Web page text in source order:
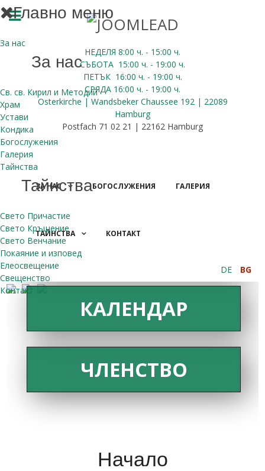
НЕДЕЛЯ 8:00 ч. - 15:00 ч.
СЪБОТА 15:00 ч. - 19:00 ч.
ПЕТЪК 16:00 ч. - 19:00 ч.
СРЯДА 16:00 ч. - 19:00 ч.
Osterkirche | Wandsbeker Chaussee 192 | 22089
Hamburg
Postfach 71 02 21 | 22162 Hamburg
Главно меню
За нас
За нас
Св. св. Кирил и Методий
Храм
Устави
Кондика
Богослужения
Галерия
Тайнства
Тайнства
Свето Причастие
Свето Кръщение
Свето Венчание
Покаяние и изповед
Елеосвещение
Свещенство
Контакт
ЗА НАС БОГОСЛУЖЕНИЯ ГАЛЕРИЯ
ТАЙНСТВА КОНТАКТ
DE BG
КАЛЕНДАР
ЧЛЕНСТВО
Начало